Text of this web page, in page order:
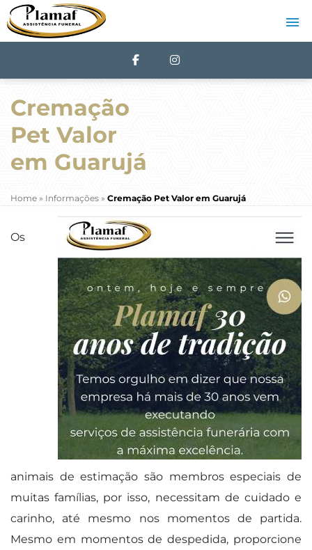
Cremação
Pet Valor
em Guarujá
Home » Informações » Cremação Pet Valor em Guarujá
Os
animais de estimação são membros especiais de
muitas famílias, por isso, necessitam de cuidado e
carinho, até mesmo nos momentos de partida.
Mesmo em momentos de despedida, proporcione